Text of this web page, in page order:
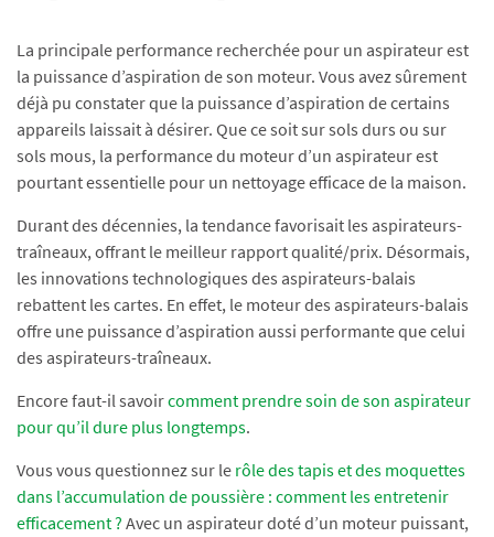
La principale performance recherchée pour un aspirateur est
la puissance d’aspiration de son moteur. Vous avez sûrement
déjà pu constater que la puissance d’aspiration de certains
appareils laissait à désirer. Que ce soit sur sols durs ou sur
sols mous, la performance du moteur d’un aspirateur est
pourtant essentielle pour un nettoyage efficace de la maison.
Durant des décennies, la tendance favorisait les aspirateurs-
traîneaux, offrant le meilleur rapport qualité/prix. Désormais,
les innovations technologiques des aspirateurs-balais
rebattent les cartes. En effet, le moteur des aspirateurs-balais
offre une puissance d’aspiration aussi performante que celui
des aspirateurs-traîneaux.
Encore faut-il savoircomment prendre soin de son aspirateur
pour qu’il dure plus longtemps.
Vous vous questionnez sur le rôle des tapis et des moquettes
dans l’accumulation de poussière : comment les entretenir
efficacement ? Avec un aspirateur doté d’un moteur puissant,